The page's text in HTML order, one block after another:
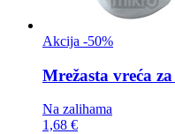
Akcija -50%
Mrežasta vreća za
Na zalihama
1,68 €